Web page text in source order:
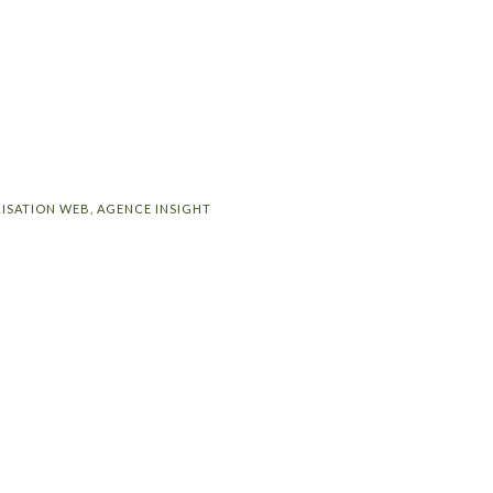
WEB, AGENCE INSIGHT